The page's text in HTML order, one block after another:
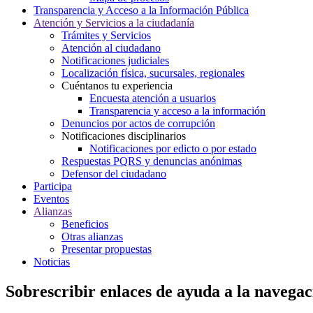
Transparencia y Acceso a la Información Pública
Atención y Servicios a la ciudadanía
Trámites y Servicios
Atención al ciudadano
Notificaciones judiciales
Localización física, sucursales, regionales
Cuéntanos tu experiencia
Encuesta atención a usuarios
Transparencia y acceso a la información
Denuncios por actos de corrupción
Notificaciones disciplinarios
Notificaciones por edicto o por estado
Respuestas PQRS y denuncias anónimas
Defensor del ciudadano
Participa
Eventos
Alianzas
Beneficios
Otras alianzas
Presentar propuestas
Noticias
Sobrescribir enlaces de ayuda a la